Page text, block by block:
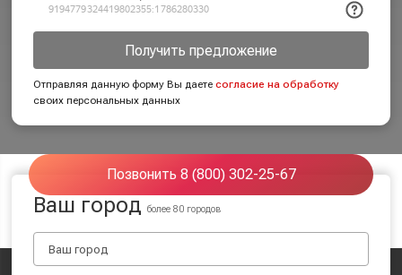
Получить предложение
Отправляя данную форму Вы даетесогласие на обработку
своих персональных данных
Позвонить 8 (800) 302-25-67
Ваш городболее 80 городов